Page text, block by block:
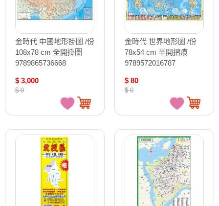
金時代 中國地形掛圖 /份
108x78 cm 全開掛圖
9789865736668
$ 3,000
$ 0
金時代 世界地形圖 /份
78x54 cm 半開摺痕
9789572016787
$ 80
$ 0